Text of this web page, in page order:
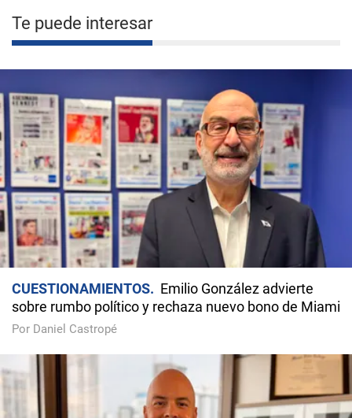
Te puede interesar
CUESTIONAMIENTOS
Emilio González advierte
sobre rumbo político y rechaza nuevo bono de Miami
Por Daniel Castropé